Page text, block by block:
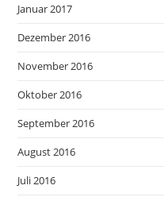
Januar 2017
Dezember 2016
November 2016
Oktober 2016
September 2016
August 2016
Juli 2016